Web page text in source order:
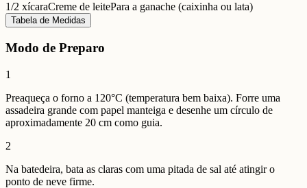
1/2 xícaraCreme de leitePara a ganache (caixinha ou lata)
Tabela de Medidas
Modo de Preparo
1
Preaqueça o forno a 120°C (temperatura bem baixa). Forre uma
assadeira grande com papel manteiga e desenhe um círculo de
aproximadamente 20 cm como guia.
2
Na batedeira, bata as claras com uma pitada de sal até atingir o
ponto de neve firme.